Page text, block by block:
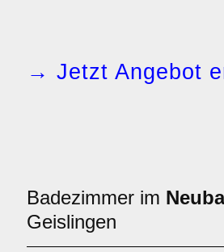
→ Jetzt Angebot
Badezimmer im
Geislingen